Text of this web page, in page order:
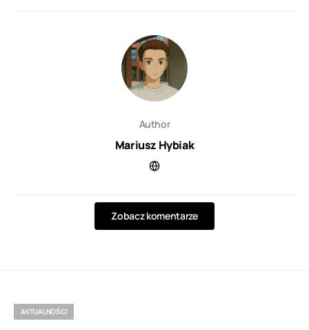
Author
Mariusz Hybiak
Zobacz komentarze
AKTUALNOŚCI